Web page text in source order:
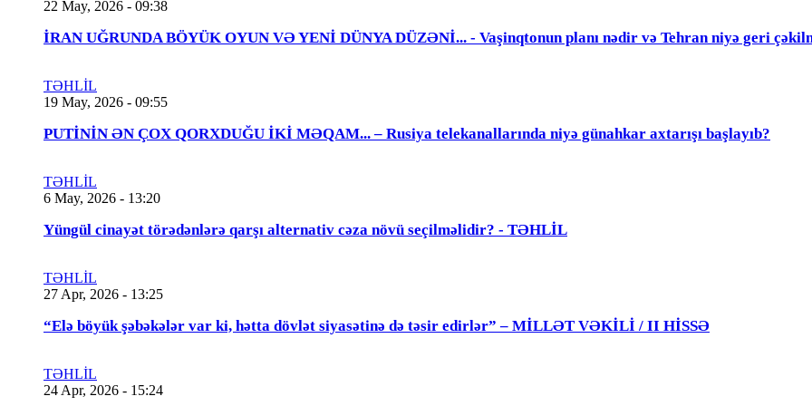
22 May, 2026 - 09:38
İRAN UĞRUNDA BÖYÜK OYUN VƏ YENİ DÜNYA DÜZƏNİ... - Vaşinqtonun planı nədir və Tehran niyə geri
TƏHLİL
19 May, 2026 - 09:55
PUTİNİN ƏN ÇOX QORXDUĞU İKİ MƏQAM... – Rusiya telekanallarında niyə günahkar axtarışı başlayıb?
TƏHLİL
6 May, 2026 - 13:20
Yüngül cinayət törədənlərə qarşı alternativ cəza növü seçilməlidir? - TƏHLİL
TƏHLİL
27 Apr, 2026 - 13:25
“Elə böyük şəbəkələr var ki, hətta dövlət siyasətinə də təsir edirlər” – MİLLƏT VƏKİLİ / II HİSSƏ
TƏHLİL
24 Apr, 2026 - 15:24